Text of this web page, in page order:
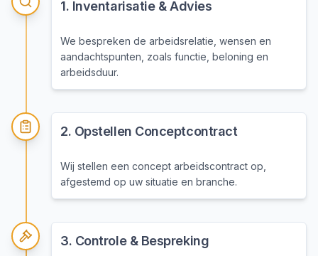
1. Inventarisatie & Advies
We bespreken de arbeidsrelatie, wensen en
aandachtspunten, zoals functie, beloning en
arbeidsduur.
2. Opstellen Conceptcontract
Wij stellen een concept arbeidscontract op,
afgestemd op uw situatie en branche.
3. Controle & Bespreking